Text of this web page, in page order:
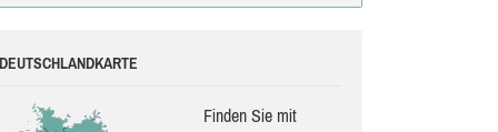
DEUTSCHLANDKARTE
Finden Sie mit